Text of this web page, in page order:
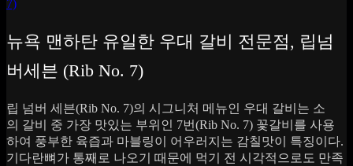
뉴욕 맨하탄 유일한 우대 갈비 전문점, 립넘
버세븐 (Rib No. 7)
립 넘버 세븐(Rib No. 7)의 시그니처 메뉴인 우대 갈비는 소
의 갈비 중 가장 맛있는 부위인 7번(Rib No. 7) 꽃갈비를 사용
하여 풍부한 육즙과 마블링이 어우러지는 감칠맛이 특징이다.
기다란뼈가 통째로 나오기 때문에 먹기 전 시각적으로도 만족